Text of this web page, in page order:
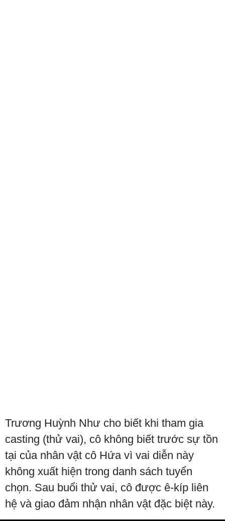
Trương Huỳnh Như cho biết khi tham gia
casting (thử vai), cô không biết trước sự tồn
tại của nhân vật cô Hứa vì vai diễn này
không xuất hiện trong danh sách tuyển
chọn. Sau buổi thử vai, cô được ê-kíp liên
hệ và giao đảm nhận nhân vật đặc biệt này.